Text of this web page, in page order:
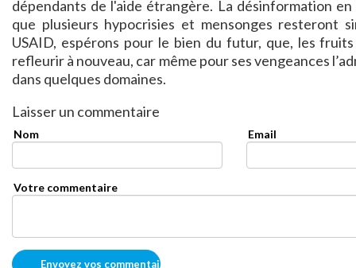
dépendants de l'aide étrangère. La désinformation
que plusieurs hypocrisies et mensonges resteront
USAID, espérons pour le bien du futur, que, les
refleurir à nouveau, car même pour ses vengeances
dans quelques domaines.
Laisser un commentaire
Nom Email
Votre commentaire